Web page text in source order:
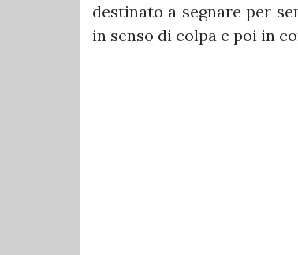
destinato a segnare per
in senso di colpa e poi in